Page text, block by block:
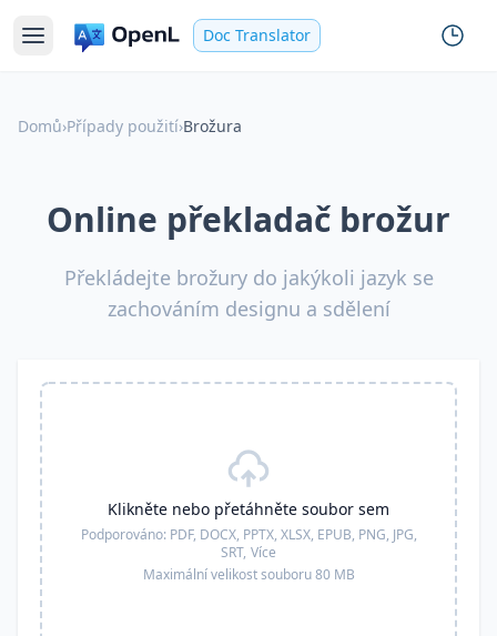
Doc Translator
Domů›Případy použití›Brožura
Online překladač brožur
Překládejte brožury do jakýkoli jazyk se
zachováním designu a sdělení
Klikněte nebo přetáhněte soubor sem
Podporováno: PDF, DOCX, PPTX, XLSX, EPUB, PNG, JPG,
SRT, Více
Maximální velikost souboru 80 MB